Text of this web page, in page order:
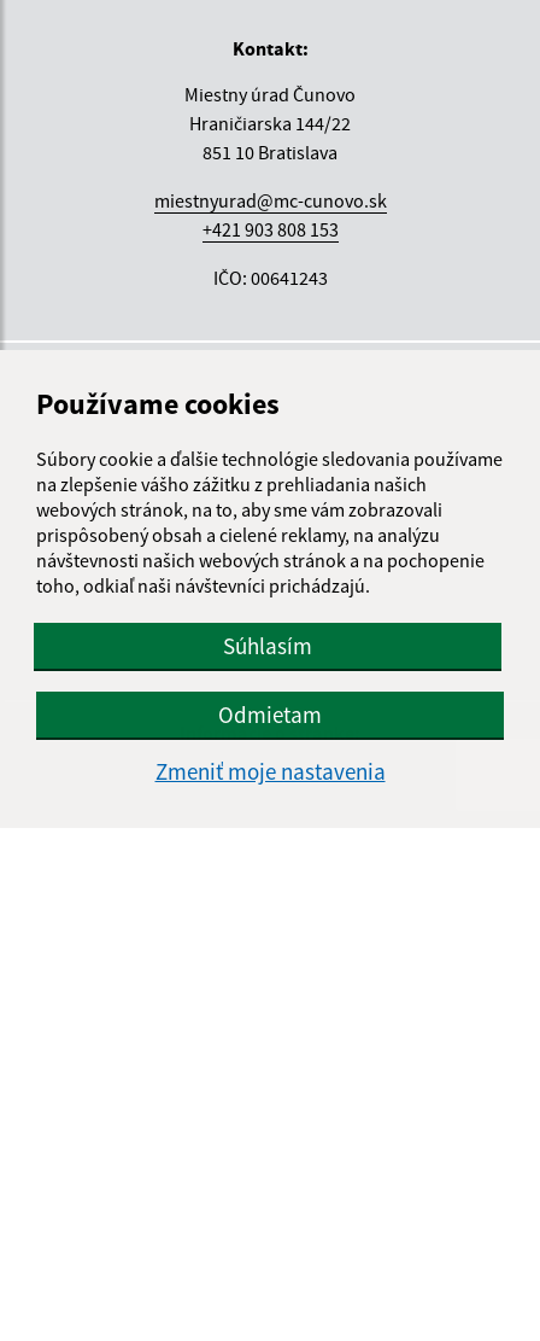
Používame cookies
Súbory cookie a ďalšie technológie sledovania používame
na zlepšenie vášho zážitku z prehliadania našich
webových stránok, na to, aby sme vám zobrazovali
prispôsobený obsah a cielené reklamy, na analýzu
návštevnosti našich webových stránok a na pochopenie
toho, odkiaľ naši návštevníci prichádzajú.
Súhlasím
Odmietam
Zmeniť moje nastavenia
Kontakt:
Miestny úrad Čunovo
Hraničiarska 144/22
851 10 Bratislava
miestnyurad@mc-cunovo.sk
+421 903 808 153
IČO: 00641243
Informácie o stránke:
Vyhlásenie o prístupnosti